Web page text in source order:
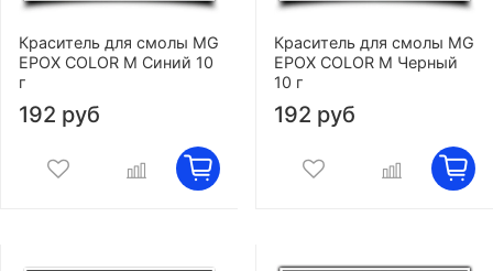
Краситель для смолы MG
EPOX COLOR M Синий 10
г
192 руб
Краситель для смолы MG
EPOX COLOR M Черный
10 г
192 руб